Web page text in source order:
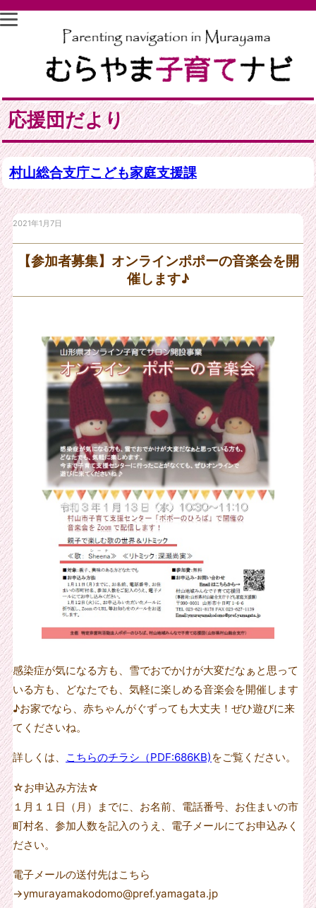
応援団だより
村山総合支庁こども家庭支援課
2021年1月7日
【参加者募集】オンラインポポーの音楽会を開
催します♪
感染症が気になる方も、雪でおでかけが大変だなぁと思って
いる方も、どなたでも、気軽に楽しめる音楽会を開催します
♪お家でなら、赤ちゃんがぐずっても大丈夫！ぜひ遊びに来
てくださいね。
詳しくは、 こちらのチラシ（PDF:686KB) をご覧ください。
☆お申込み方法☆
１月１１日（月）までに、お名前、電話番号、お住まいの市
町村名、参加人数を記入のうえ、電子メールにてお申込みく
ださい。
電子メールの送付先はこちら
→ymurayamakodomo@pref.yamagata.jp